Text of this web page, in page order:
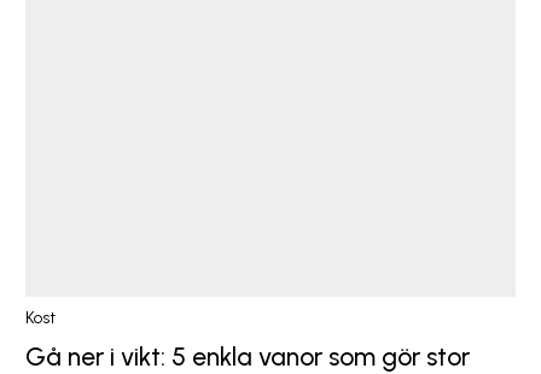
Kost
Gå ner i vikt: 5 enkla vanor som gör stor